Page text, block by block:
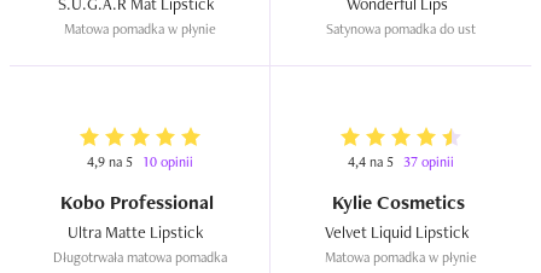
Matowa pomadka w płynie Satynowa pomadka do ust
4,9 na 5 10 opinii
Kobo Professional
Długotrwała matowa pomadka
4,4 na 5 37 opinii
Kylie Cosmetics
Matowa pomadka w płynie